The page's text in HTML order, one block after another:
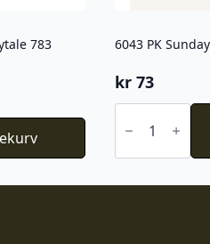
783 6043 PK
kr 73
6043
Sunday
Baby
Eyes